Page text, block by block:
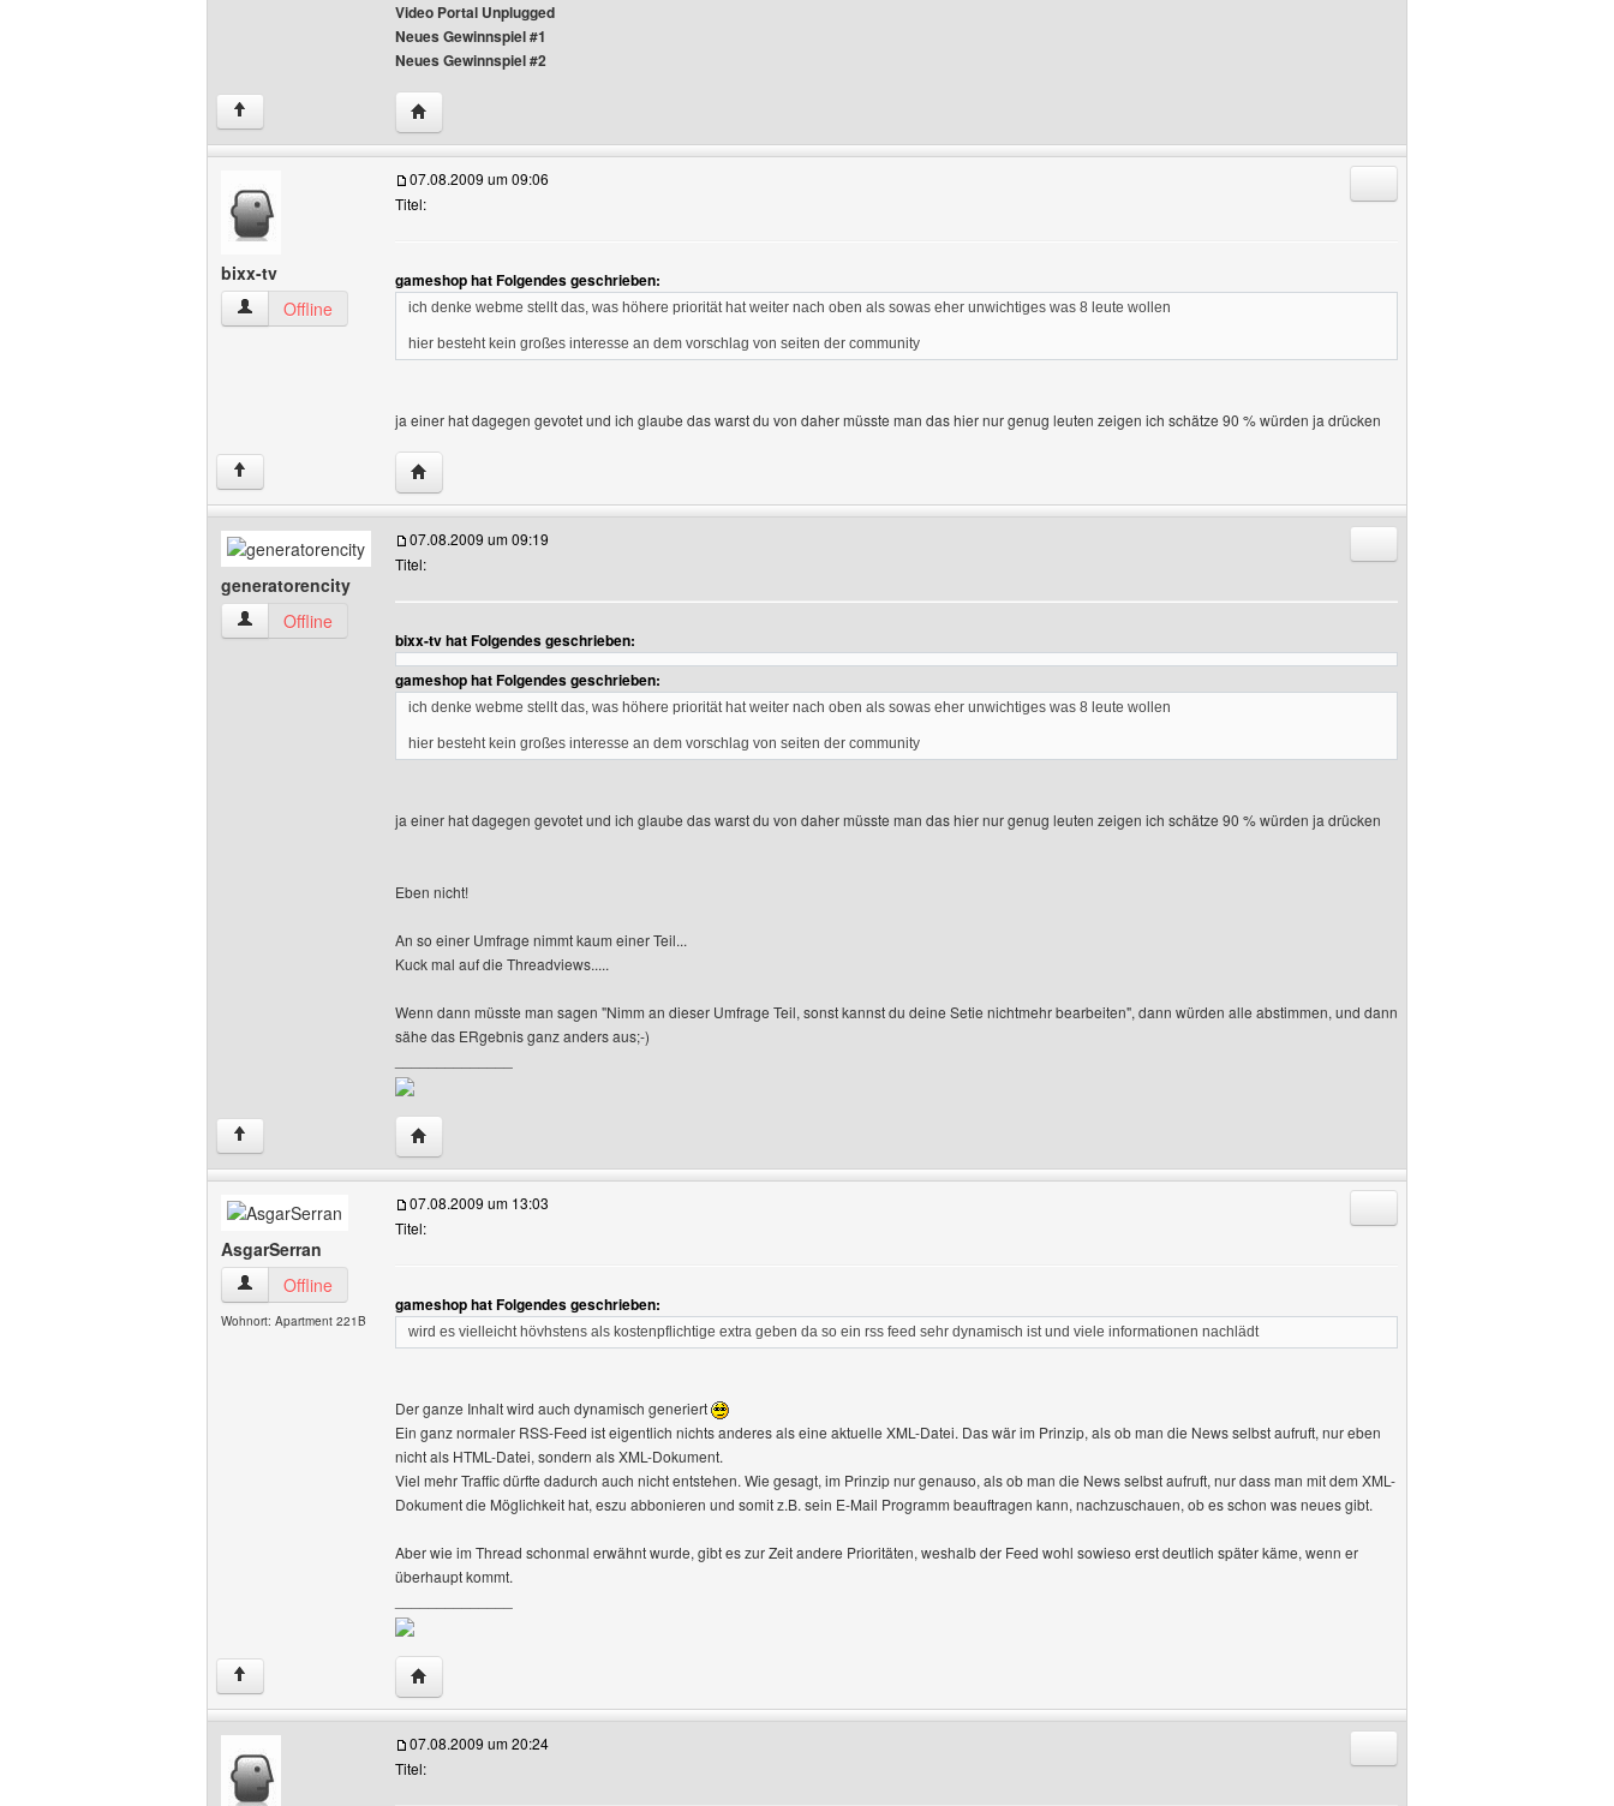
Video Portal Unplugged
Neues Gewinnspiel #1
Neues Gewinnspiel #2
↑ Website dieses Benutzers besuchen: gameshop
bixx-tv
bixx-tv Benutzer-Profile anzeigen
Offline
07.08.2009 um 09:06
Titel:
gameshop hat Folgendes geschrieben:
ich denke webme stellt das, was höhere priorität hat weiter nach oben als sowas eher unwichtiges was 8 leute wollen
hier besteht kein großes interesse an dem vorschlag von seiten der community
ja einer hat dagegen gevotet und ich glaube das warst du von daher müsste man das hier nur genug leuten zeigen ich schätze 90 % würden ja drücken
↑ Website dieses Benutzers besuchen: bixx-tv
generatorencity
generatorencity Benutzer-Profile anzeigen
Offline
07.08.2009 um 09:19
Titel:
bixx-tv hat Folgendes geschrieben:
gameshop hat Folgendes geschrieben:
ich denke webme stellt das, was höhere priorität hat weiter nach oben als sowas eher unwichtiges was 8 leute wollen
hier besteht kein großes interesse an dem vorschlag von seiten der community
ja einer hat dagegen gevotet und ich glaube das warst du von daher müsste man das hier nur genug leuten zeigen ich schätze 90 % würden ja drücken
Eben nicht!
An so einer Umfrage nimmt kaum einer Teil...
Kuck mal auf die Threadviews.....
Wenn dann müsste man sagen "Nimm an dieser Umfrage Teil, sonst kannst du deine Setie nichtmehr bearbeiten", dann würden alle abstimmen, und dann
sähe das ERgebnis ganz anders aus;-)
↑ Website dieses Benutzers besuchen: generatorencity
AsgarSerran
AsgarSerran Benutzer-Profile anzeigen
Offline
Wohnort: Apartment 221B
07.08.2009 um 13:03
Titel:
gameshop hat Folgendes geschrieben:
wird es vielleicht hövhstens als kostenpflichtige extra geben da so ein rss feed sehr dynamisch ist und viele informationen nachlädt
Der ganze Inhalt wird auch dynamisch generiert
Ein ganz normaler RSS-Feed ist eigentlich nichts anderes als eine aktuelle XML-Datei. Das wär im Prinzip, als ob man die News selbst aufruft, nur eben
nicht als HTML-Datei, sondern als XML-Dokument.
Viel mehr Traffic dürfte dadurch auch nicht entstehen. Wie gesagt, im Prinzip nur genauso, als ob man die News selbst aufruft, nur dass man mit dem XML-
Dokument die Möglichkeit hat, eszu abbonieren und somit z.B. sein E-Mail Programm beauftragen kann, nachzuschauen, ob es schon was neues gibt.
Aber wie im Thread schonmal erwähnt wurde, gibt es zur Zeit andere Prioritäten, weshalb der Feed wohl sowieso erst deutlich später käme, wenn er
überhaupt kommt.
↑ Website dieses Benutzers besuchen: AsgarSerran
07.08.2009 um 20:24
Titel: